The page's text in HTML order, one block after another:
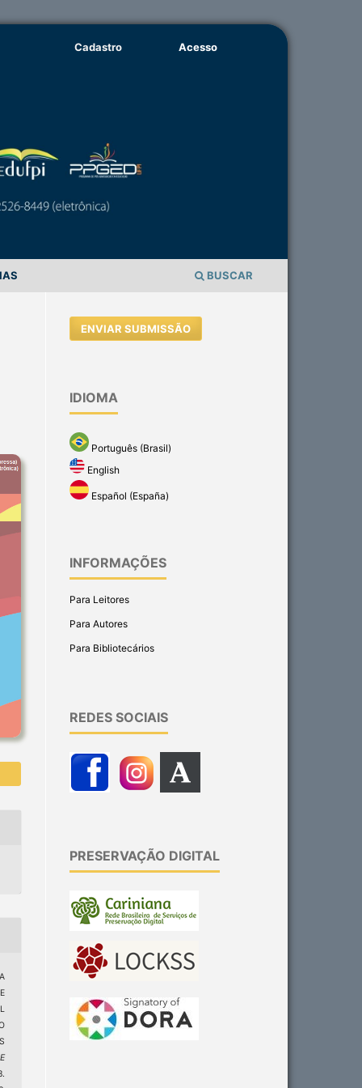
BUSCAR
Cadastro Acesso
ENVIAR SUBMISSÃO
IDIOMA
Português (Brasil)
English
Español (España)
INFORMAÇÕES
Para Leitores
Para Autores
Para Bibliotecários
REDES SOCIAIS
PRESERVAÇÃO DIGITAL